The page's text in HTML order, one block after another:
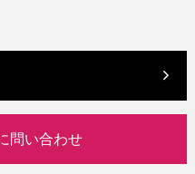
問い合わせ